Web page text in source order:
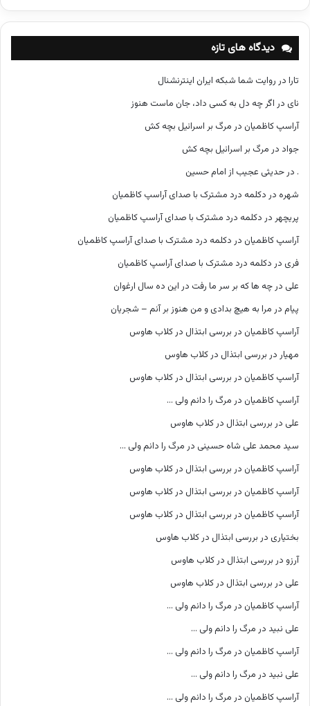
ت
ه‌
ه
دیدگاه های تازه
تارا در روایت شما شبکه ایران اینترنشنال
نای در اگر چه دل به کسی داد، جان ماست هنوز
آراسپ کاظمیان در مرگ بر اسرائیل بچه کش
جواد در مرگ بر اسرائیل بچه کش
. درحدیثی عجیب از امام حسین
شهره در دکلمه درد مشترک با صدای آراسپ کاظمیان
پریچهر در دکلمه درد مشترک با صدای آراسپ کاظمیان
آراسپ کاظمیان در دکلمه درد مشترک با صدای آراسپ کاظمیان
فری در دکلمه درد مشترک با صدای آراسپ کاظمیان
علی درچه ها که بر سر ما رفت در این ده سال ارغوان
پیام در مرا به هیچ بدادی و من هنوز بر آنم – شجریان
آراسپ کاظمیان در بررسی ابتذال در کلاب هاوس
مهیار در بررسی ابتذال در کلاب هاوس
آراسپ کاظمیان در بررسی ابتذال در کلاب هاوس
آراسپ کاظمیان در مرگ را دانم ولی …
علی در بررسی ابتذال در کلاب هاوس
سید محمد علی شاه حسینی در مرگ را دانم ولی …
آراسپ کاظمیان در بررسی ابتذال در کلاب هاوس
آراسپ کاظمیان در بررسی ابتذال در کلاب هاوس
آراسپ کاظمیان در بررسی ابتذال در کلاب هاوس
بختیاری در بررسی ابتذال در کلاب هاوس
آرزو در بررسی ابتذال در کلاب هاوس
علی در بررسی ابتذال در کلاب هاوس
آراسپ کاظمیان در مرگ را دانم ولی …
علی نبید در مرگ را دانم ولی …
آراسپ کاظمیان در مرگ را دانم ولی …
علی نبید در مرگ را دانم ولی …
آراسپ کاظمیان در مرگ را دانم ولی …